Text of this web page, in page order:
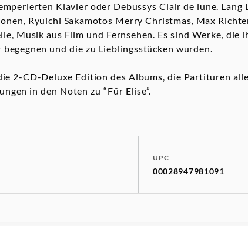
Klavier oder Debussys Clair de lune. Lang
Ryuichi Sakamotos Merry Christmas, Max
Musik aus Film und Fernsehen. Es sind Werke, die
und die zu Lieblingsstücken wurden.
2-CD-Deluxe Edition des Albums, die Partituren
in den Noten zu “Für Elise”.
UPC
00028947981091